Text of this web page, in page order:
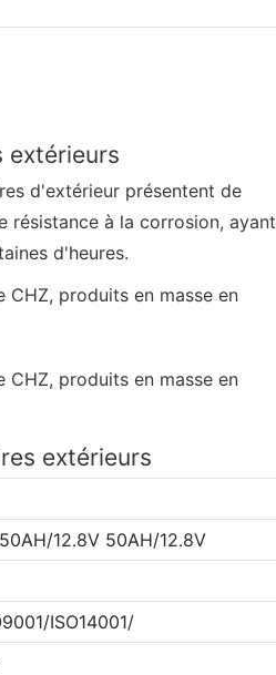
extérieurs
d'extérieur présentent de
résistance à la corrosion, ayant
d'heures.
extérieurs
12.8V 50AH/12.8V
ISO14001/